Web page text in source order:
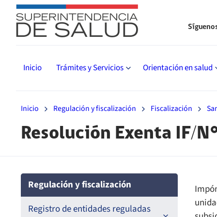
Inicio Trámites y Servicios Orientación en salud
Inicio Regulación y fiscalización Fiscalización
Resolución Exenta IF/
Regulación y fiscalización
Registro de entidades reguladas